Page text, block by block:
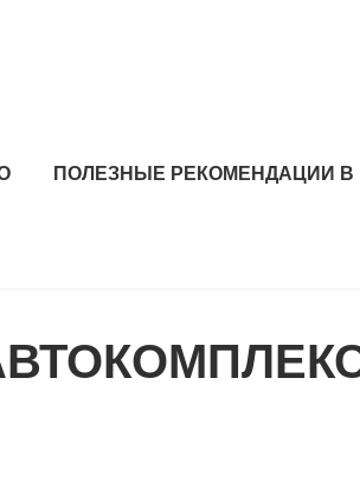
ПОЛЕЗНЫЕ РЕКОМЕНДАЦИИ В